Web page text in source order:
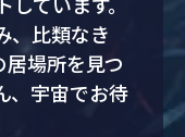
、比類なき
居場所を見つ
、宇宙でお待